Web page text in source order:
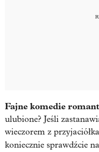
Fajne komedie
ulubione? Jeśli
wieczorem z
koniecznie sprawdźcie